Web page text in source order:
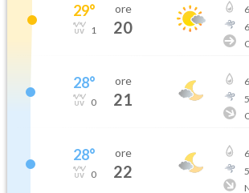
29°
1
ore
20
6
28°
0
ore
21
5
28°
0
ore
22
5